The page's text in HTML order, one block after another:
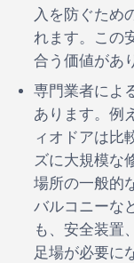
入を防ぐため
れます。この
合う価値があ
専門業者によ
あります。例
ィオドアは比
ズに大規模な
場所の一般的
バルコニーな
も、安全装置
足場が必要に